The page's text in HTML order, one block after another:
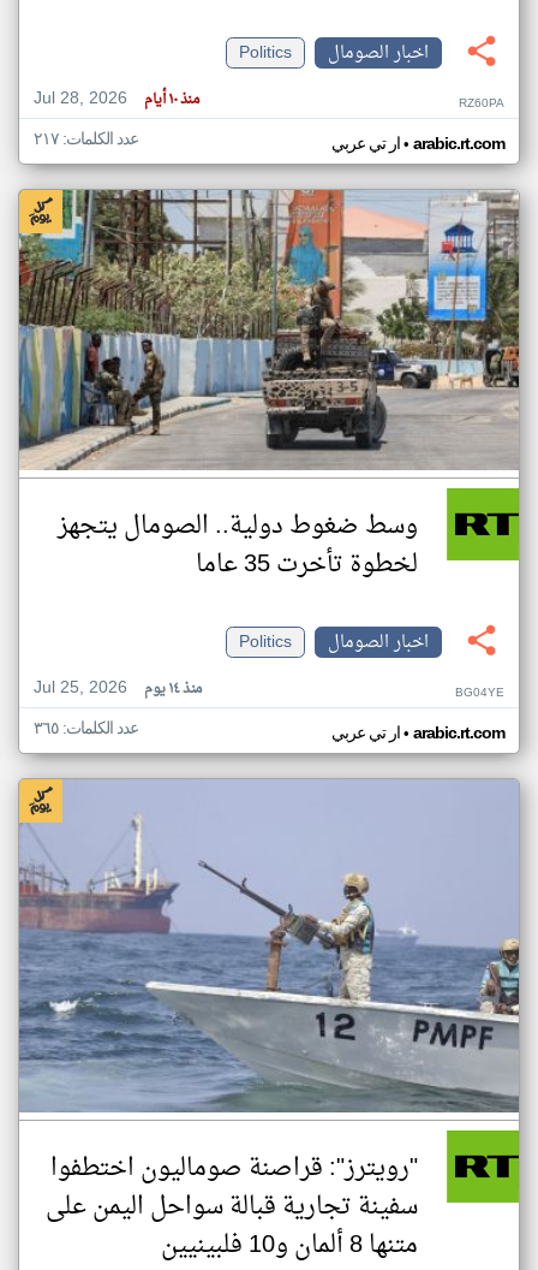
اخبار الصومال
Politics
Jul 28, 2026
منذ ١٠ أيام RZ60PA
ار تي عربي• arabic.rt.com عدد الكلمات: ٢١٧
وسط ضغوط دولية.. الصومال يتجهز
لخطوة تأخرت 35 عاما
اخبار الصومال
Politics
Jul 25, 2026
منذ ١٤ يوم BG04YE
ار تي عربي• arabic.rt.com عدد الكلمات: ٣٦٥
"رويترز": قراصنة صوماليون اختطفوا
سفينة تجارية قبالة سواحل اليمن على
متنها 8 ألمان و10 فلبينيين